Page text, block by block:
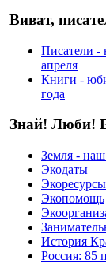
Виват,
Писатели -
апреля
Книги -
года
Знай! Люби!
Земля -
Экодаты
Экоресурсы
Экопомощь
История
Россия: 85